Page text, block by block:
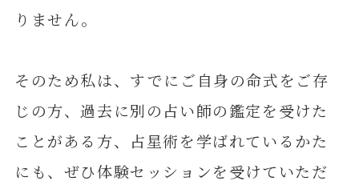
りません。
そのため私は、すでにご自身の命式をご存
じの方、過去に別の占い師の鑑定を受けた
ことがある方、占星術を学ばれているかた
にも、ぜひ体験セッションを受けていただ